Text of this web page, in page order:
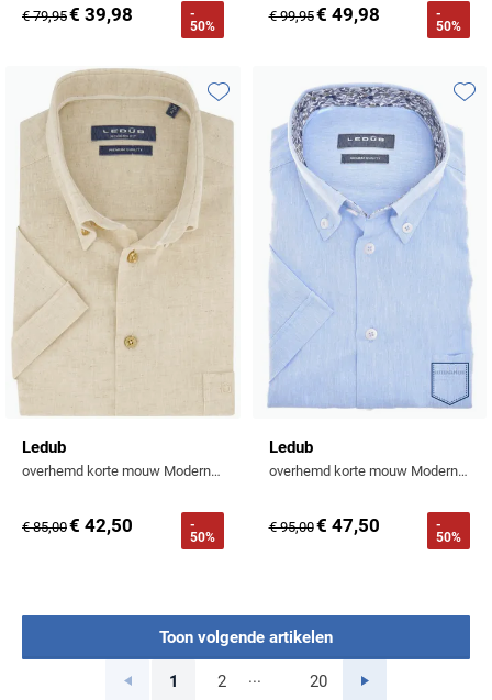
€ 79,95€ 39,98
-
50%
€ 99,95€ 49,98
-
50%
Ledub
overhemd korte mouw Modern Fit New beige
€ 85,00€ 42,50
-
50%
Toevoegen aan favorieten
Ledub
overhemd korte mouw Modern Fit lichtblauw gemêleerd
€ 95,00€ 47,50
-
50%
Toon volgende artikelen
Vorige
1
2
...
20 Volgende